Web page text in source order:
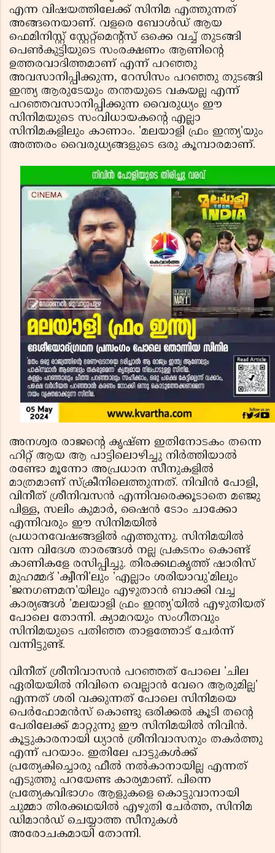
എന്ന വിഷയത്തിലേക്ക് സിനിമ എത്തുന്നത്
അങ്ങനെയാണ്. വളരെ ബോൾഡ് ആയ
ഫെമിനിസ്റ്റ് സ്റ്റേറ്റ്മെന്റ്സ് ഒക്കെ വച്ച് തുടങ്ങി
പെൺകുട്ടിയുടെ സംരക്ഷണം ആണിന്റെ
ഉത്തരവാദിത്തമാണ് എന്ന് പറഞ്ഞു
അവസാനിപ്പിക്കുന്ന, റേസിസം പറഞ്ഞു തുടങ്ങി
ഇന്ത്യ ആരുടേയും തന്തയുടെ വകയല്ല എന്ന്
പറഞ്ഞവസാനിപ്പിക്കുന്ന വൈരുധ്യം ഈ
സിനിമയുടെ സംവിധായകൻ്റെ എല്ലാ
സിനിമകളിലും കാണാം. 'മലയാളി ഫ്രം ഇന്ത്യ'യും
അത്തരം വൈരുധ്യങ്ങളുടെ ഒരു കൂമ്പാരമാണ്.
അനശ്വര രാജന്റെ കൃഷ്ണ ഇതിനോടകം തന്നെ
ഹിറ്റ് ആയ ആ പാട്ടിലൊഴിച്ചു നിർത്തിയാൽ
രണ്ടോ മൂന്നോ അപ്രധാന സീനുകളിൽ
മാത്രമാണ് സ്ക്രീനിലെത്തുന്നത്. നിവിൻ പോളി,
വിനീത് ശ്രീനിവസൻ എന്നിവരെക്കൂടാതെ മഞ്ജു
പിള്ള, സലിം കുമാർ, ഷൈൻ ടോം ചാക്കോ
എന്നിവരും ഈ സിനിമയിൽ
പ്രധാനവേഷങ്ങളിൽ എത്തുന്നു. സിനിമയിൽ
വന്ന വിദേശ താരങ്ങൾ നല്ല പ്രകടനം കൊണ്ട്
കാണികളേ രസിപ്പിച്ചു. തിരക്കഥകൃത്ത് ഷാരിസ്
മുഹമ്മദ്‌ 'ക്വീനി'ലും 'എല്ലാം ശരിയാവു'മിലും
'ജനഗണമന'യിലും എഴുതാൻ ബാക്കി വച്ച
കാര്യങ്ങൾ 'മലയാളി ഫ്രം ഇന്ത്യ'യിൽ എഴുതിയത്
പോലെ തോന്നി. ക്യാമറയും സംഗീതവും
സിനിമയുടെ പതിഞ്ഞ താളത്തോട് ചേർന്ന്
വന്നിട്ടുണ്ട്.
വിനീത് ശ്രീനിവാസൻ പറഞ്ഞത് പോലെ 'ചില
ഏരിയയിൽ നിവിനെ വെല്ലാൻ വേറെ ആരുമില്ല'
എന്നത് ശരി വക്കുന്നത് പോലെ സിനിമയെ
പെർഫോമൻസ് കൊണ്ടു ഒരിക്കൽ കൂടി തന്റെ
പേരിലേക്ക് മാറ്റുന്നു ഈ സിനിമയിൽ നിവിൻ.
കൂട്ടുകാരനായി ധ്യാൻ ശ്രീനിവാസനും തകർത്തു
എന്ന് പറയാം. ഇതിലേ പാട്ടുകൾക്ക്
പ്രത്യേകിച്ചൊരു ഫീൽ നൽകാനായില്ല എന്നത്
എടുത്തു പറയേണ്ട കാര്യമാണ്. പിന്നെ
പ്രത്യേകവിഭാഗം ആളുകളെ കൊട്ടുവാനായി
ചുമ്മാ തിരക്കഥയിൽ എഴുതി ചേർത്ത, സിനിമ
ഡിമാൻഡ് ചെയ്യാത്ത സീനുകൾ
അരോചകമായി തോന്നി.